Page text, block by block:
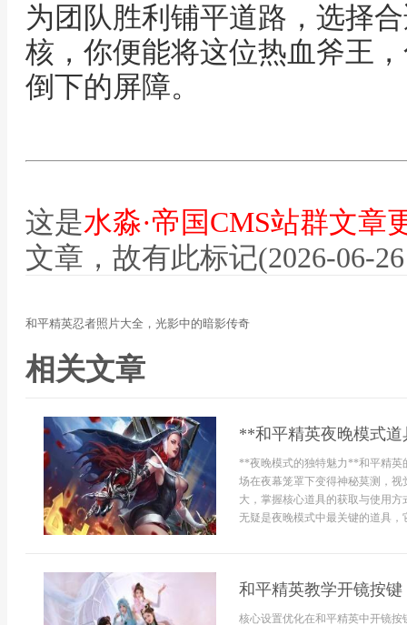
为团队胜利铺平道路，选择
核，你便能将这位热血斧王
倒下的屏障。
这是水淼·帝国CMS站群文章
文章，故有此标记(2026-06-
和平精英忍者照片大全，光影中的暗影传奇
相关文章
**和平精英夜晚模式
**夜晚模式的独特魅力**和平精英
场在夜幕笼罩下变得神秘莫测，
大，掌握核心道具的获取与使用
无疑是夜晚模式中最关键的道具
和平精英教学开镜按
核心设置优化在和平精英中开镜